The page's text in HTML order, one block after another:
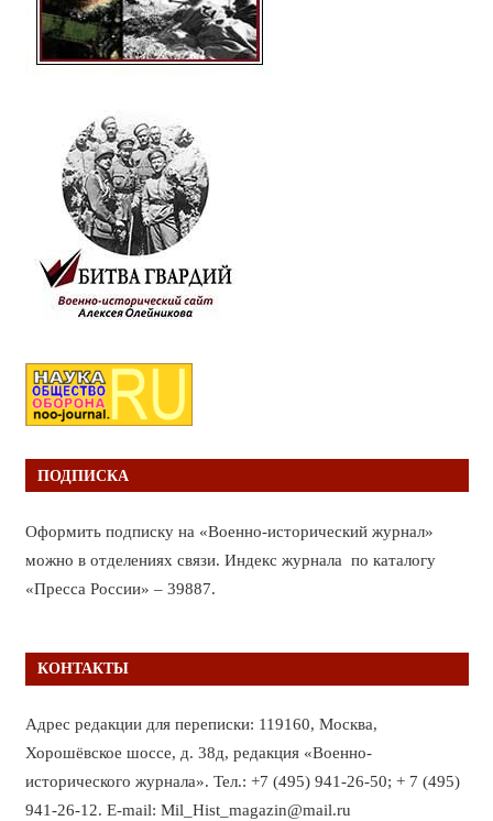
ПОДПИСКА
Оформить подписку на «Военно-исторический журнал»
можно в отделениях связи. Индекс журнала по каталогу
«Пресса России» – 39887.
КОНТАКТЫ
Адрес редакции для переписки: 119160, Москва,
Хорошёвское шоссе, д. 38д, редакция «Военно-
исторического журнала». Тел.: +7 (495) 941-26-50; + 7 (495)
941-26-12. E-mail: Mil_Hist_magazin@mail.ru